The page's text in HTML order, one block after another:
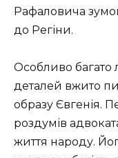
Рафаловича
до Регіни.
Особливо багато
деталей вжито
образу Євгенія.
роздумів
життя народу.